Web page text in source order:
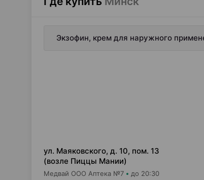
Экзофин, крем для наружного
ул. Маяковского, д. 10, пом. 13
(возле Пиццы Мании)
Медвай ООО Аптека №7 до 20:30